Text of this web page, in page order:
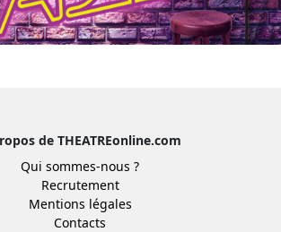
de THEATREonline.com
Qui sommes-nous ?
Recrutement
Mentions légales
Contacts